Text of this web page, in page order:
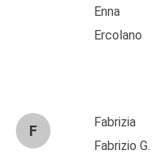
Enna
Ercolano
F
Fabrizia
Fabrizio G.